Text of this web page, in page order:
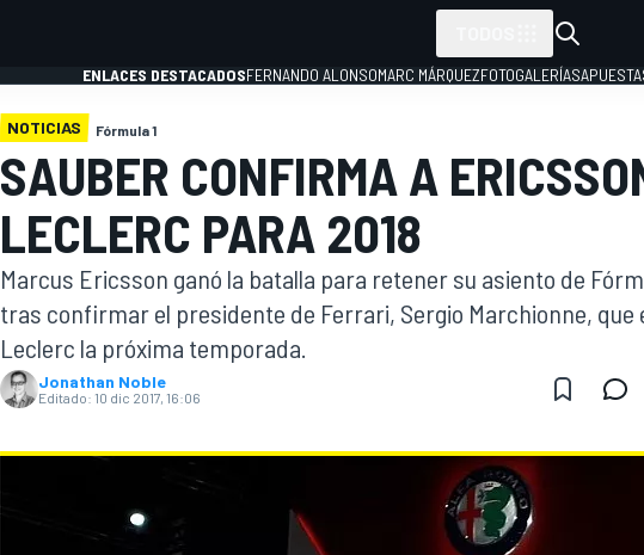
MOTOGP
ENLACES DESTACADOSFERNANDO ALONSOMARC MÁRQUEZFOTOGALERÍAS
NOTICIAS Fórmula 1
SAUBER CONFIRMA A
LECLERC PARA 2018
Marcus Ericsson ganó la batalla para retener su asiento de
tras confirmar el presidente de Ferrari, Sergio Marchionne, que
Leclerc la próxima temporada.
Jonathan Noble
Editado: 10 dic 2017, 16:06